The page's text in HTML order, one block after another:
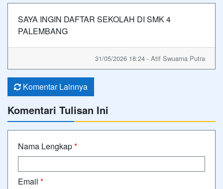
SAYA INGIN DAFTAR SEKOLAH DI SMK 4
PALEMBANG
31/05/2026 18:24 - Atif Swuarna Putra
Komentar Lainnya
Komentari Tulisan Ini
Nama Lengkap*
Email *